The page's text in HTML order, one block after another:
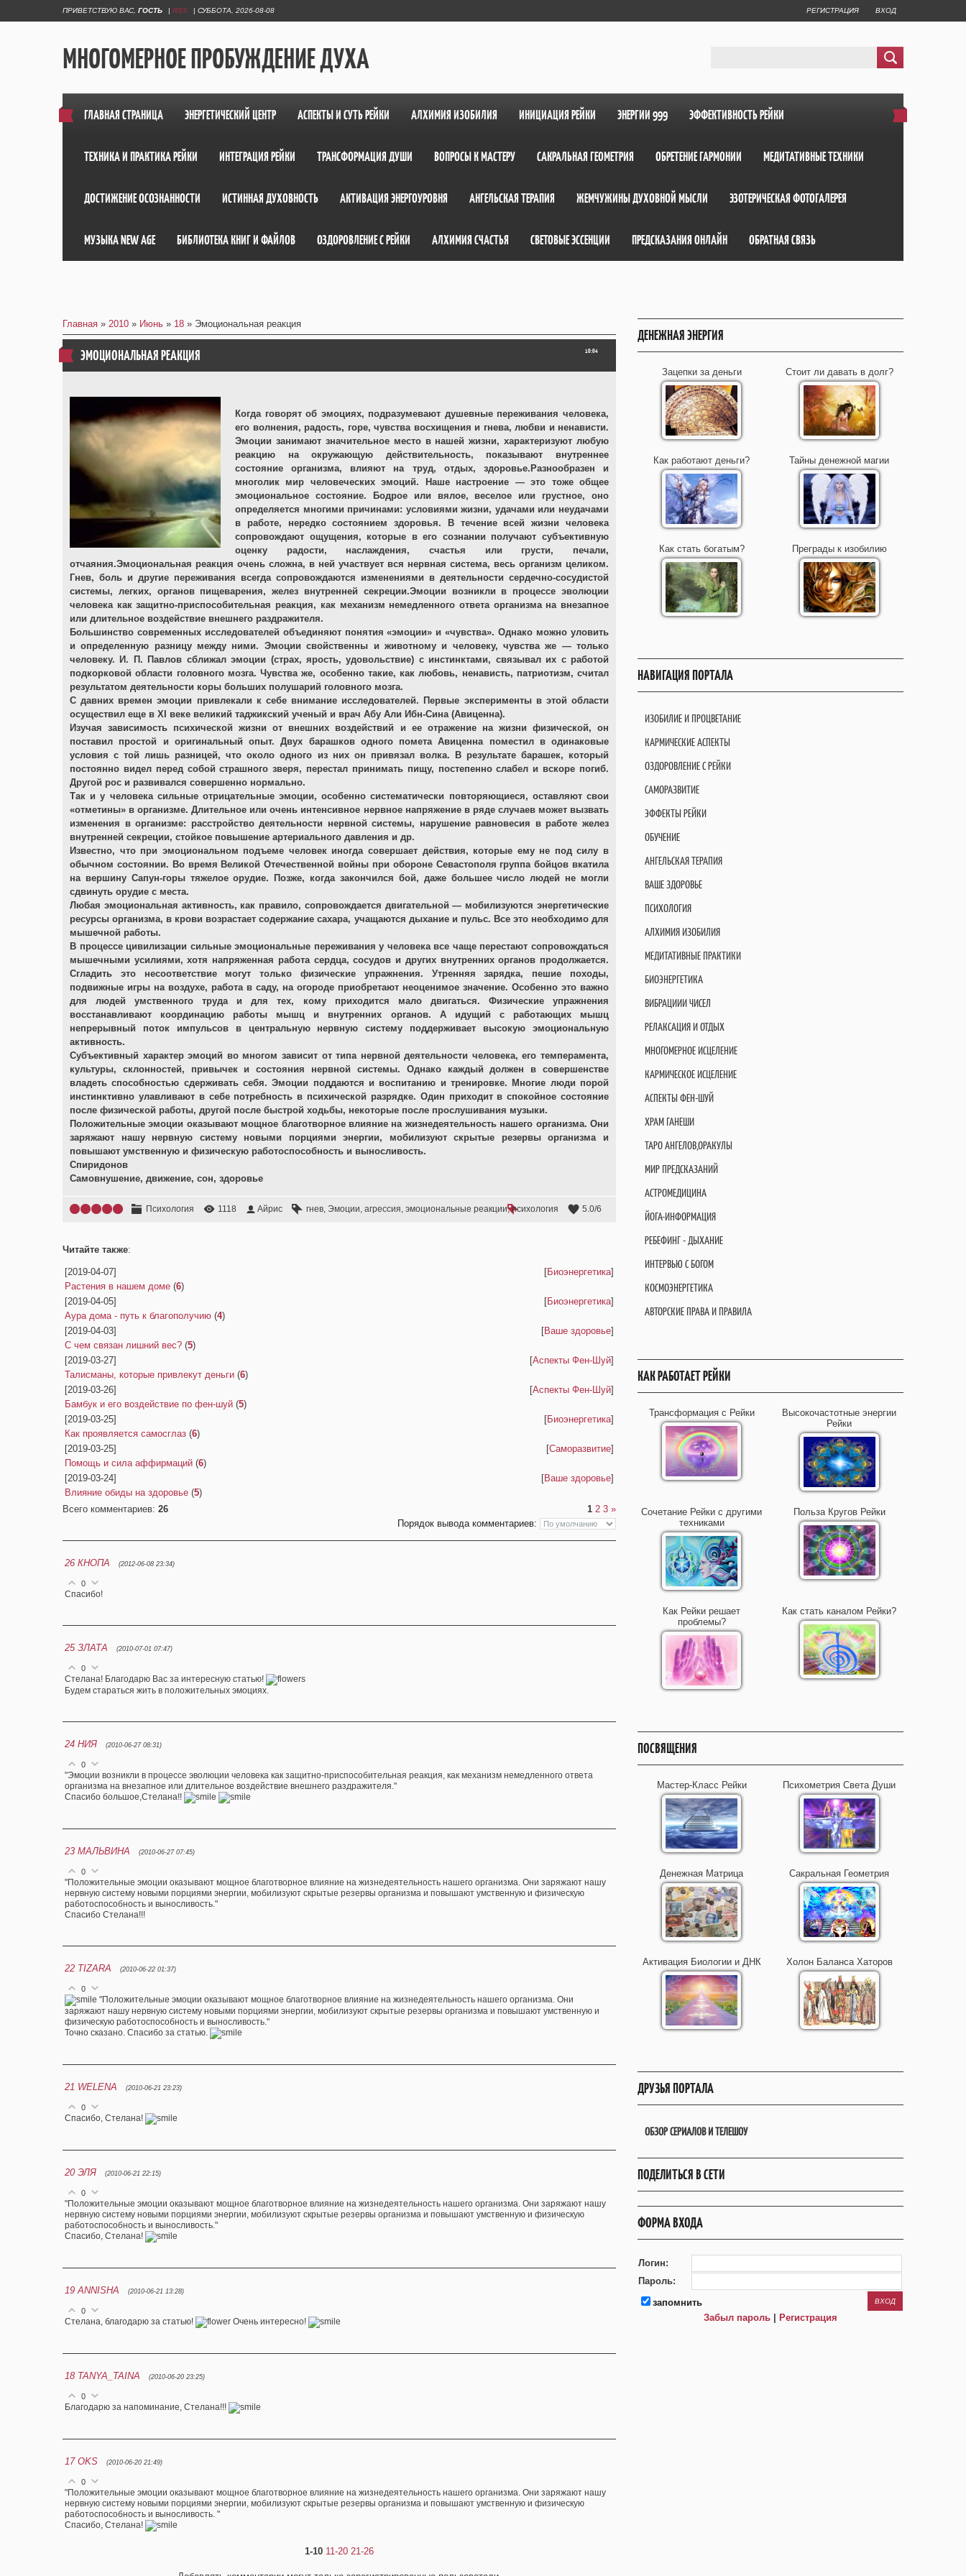
ПРИВЕТСТВУЮ ВАС ГОСТЬ | RSS | СУББОТА, 2026-08-08 РЕГИСТРАЦИЯ ВХОД
МНОГОМЕРНОЕ ПРОБУЖДЕНИЕ ДУХА
ГЛАВНАЯ СТРАНИЦА ЭНЕРГЕТИЧЕСКИЙ ЦЕНТР АСПЕКТЫ И СУТЬ РЕЙКИ АЛХИМИЯ ИЗОБИЛИЯ ИНИЦИАЦИЯ РЕЙКИ ЭНЕРГИИ 999 ЭФФЕКТИВНОСТЬ РЕЙКИ
ТЕХНИКА И ПРАКТИКА РЕЙКИ ИНТЕГРАЦИЯ РЕЙКИ ТРАНСФОРМАЦИЯ ДУШИ ВОПРОСЫ К МАСТЕРУ САКРАЛЬНАЯ ГЕОМЕТРИЯ ОБРЕТЕНИЕ ГАРМОНИИ МЕДИТАТИВНЫЕ ТЕХНИКИ
ДОСТИЖЕНИЕ ОСОЗНАННОСТИ ИСТИННАЯ ДУХОВНОСТЬ АКТИВАЦИЯ ЭНЕРГОУРОВНЯ АНГЕЛЬСКАЯ ТЕРАПИЯ ЖЕМЧУЖИНЫ ДУХОВНОЙ МЫСЛИ ЭЗОТЕРИЧЕСКАЯ ФОТОГАЛЕРЕЯ
МУЗЫКА NEW AGE БИБЛИОТЕКА КНИГ И ФАЙЛОВ ОЗДОРОВЛЕНИЕ С РЕЙКИ АЛХИМИЯ СЧАСТЬЯ СВЕТОВЫЕ ЭССЕНЦИИ ПРЕДСКАЗАНИЯ ОНЛАЙН ОБРАТНАЯ СВЯЗЬ
Главная » 2010 » Июнь » 18 » Эмоциональная реакция
10:04
ЭМОЦИОНАЛЬНАЯ РЕАКЦИЯ
Когда говорят об эмоциях, подразумевают душевные переживания человека,
его волнения, радость, горе, чувства восхищения и гнева, любви и ненависти.
Эмоции занимают значительное место в нашей жизни, характеризуют любую
реакцию на окружающую действительность, показывают внутреннее
состояние организма, влияют на труд, отдых, здоровье.Разнообразен и
многолик мир человеческих эмоций. Наше настроение — это тоже общее
эмоциональное состояние. Бодрое или вялое, веселое или грустное, оно
определяется многими причинами: условиями жизни, удачами или неудачами
в работе, нередко состоянием здоровья. В течение всей жизни человека
сопровождают ощущения, которые в его сознании получают субъективную
оценку радости, наслаждения, счастья или грусти, печали,
отчаяния.Эмоциональная реакция очень сложна, в ней участвует вся нервная система, весь организм целиком.
Гнев, боль и другие переживания всегда сопровождаются изменениями в деятельности сердечно-сосудистой
системы, легких, органов пищеварения, желез внутренней секреции.Эмоции возникли в процессе эволюции
человека как защитно-приспособительная реакция, как механизм немедленного ответа организма на внезапное
или длительное воздействие внешнего раздражителя.
Большинство современных исследователей объединяют понятия «эмоции» и «чувства». Однако можно уловить
и определенную разницу между ними. Эмоции свойственны и животному и человеку, чувства же — только
человеку. И. П. Павлов сближал эмоции (страх, ярость, удовольствие) с инстинктами, связывал их с работой
подкорковой области головного мозга. Чувства же, особенно такие, как любовь, ненависть, патриотизм, считал
результатом деятельности коры больших полушарий головного мозга.
С давних времен эмоции привлекали к себе внимание исследователей. Первые эксперименты в этой области
осуществил еще в XI веке великий таджикский ученый и врач Абу Али Ибн-Сина (Авиценна).
Изучая зависимость психической жизни от внешних воздействий и ее отражение на жизни физической, он
поставил простой и оригинальный опыт. Двух барашков одного помета Авиценна поместил в одинаковые
условия с той лишь разницей, что около одного из них он привязал волка. В результате барашек, который
постоянно видел перед собой страшного зверя, перестал принимать пищу, постепенно слабел и вскоре погиб.
Другой рос и развивался совершенно нормально.
Так и у человека сильные отрицательные эмоции, особенно систематически повторяющиеся, оставляют свои
«отметины» в организме. Длительное или очень интенсивное нервное напряжение в ряде случаев может вызвать
изменения в организме: расстройство деятельности нервной системы, нарушение равновесия в работе желез
внутренней секреции, стойкое повышение артериального давления и др.
Известно, что при эмоциональном подъеме человек иногда совершает действия, которые ему не под силу в
обычном состоянии. Во время Великой Отечественной войны при обороне Севастополя группа бойцов вкатила
на вершину Сапун-горы тяжелое орудие. Позже, когда закончился бой, даже большее число людей не могли
сдвинуть орудие с места.
Любая эмоциональная активность, как правило, сопровождается двигательной — мобилизуются энергетические
ресурсы организма, в крови возрастает содержание сахара, учащаются дыхание и пульс. Все это необходимо для
мышечной работы.
В процессе цивилизации сильные эмоциональные переживания у человека все чаще перестают сопровождаться
мышечными усилиями, хотя напряженная работа сердца, сосудов и других внутренних органов продолжается.
Сгладить это несоответствие могут только физические упражнения. Утренняя зарядка, пешие походы,
подвижные игры на воздухе, работа в саду, на огороде приобретают неоценимое значение. Особенно это важно
для людей умственного труда и для тех, кому приходится мало двигаться. Физические упражнения
восстанавливают координацию работы мышц и внутренних органов. А идущий с работающих мышц
непрерывный поток импульсов в центральную нервную систему поддерживает высокую эмоциональную
активность.
Субъективный характер эмоций во многом зависит от типа нервной деятельности человека, его темперамента,
культуры, склонностей, привычек и состояния нервной системы. Однако каждый должен в совершенстве
владеть способностью сдерживать себя. Эмоции поддаются и воспитанию и тренировке. Многие люди порой
инстинктивно улавливают в себе потребность в психической разрядке. Один приходит в спокойное состояние
после физической работы, другой после быстрой ходьбы, некоторые после прослушивания музыки.
Положительные эмоции оказывают мощное благотворное влияние на жизнедеятельность нашего организма. Они
заряжают нашу нервную систему новыми порциями энергии, мобилизуют скрытые резервы организма и
повышают умственную и физическую работоспособность и выносливость.
Спиридонов
Самовнушение, движение, сон, здоровье
Психология 1118 Айрис гнев, Эмоции, агрессия, эмоциональные реакции,психология 5.0/6
Читайте также:
[2019-04-07] [Биоэнергетика]
Растения в нашем доме (6)
[2019-04-05]
[Биоэнергетика]
Аура дома - путь к благополучию (4)
[2019-04-03]
[Ваше здоровье]
С чем связан лишний вес? (5)
[2019-03-27]
[Аспекты Фен-Шуй]
Талисманы, которые привлекут деньги (6)
[2019-03-26]
[Аспекты Фен-Шуй]
Бамбук и его воздействие по фен-шуй (5)
[2019-03-25]
[Биоэнергетика]
Как проявляется самосглаз (6)
[2019-03-25]
[Саморазвитие]
Помощь и сила аффирмаций (6)
[2019-03-24]
[Ваше здоровье]
Влияние обиды на здоровье (5)
Всего комментариев: 26 1 2 3 »
Порядок вывода комментариев:
26 КНОПА (2012-06-08 23:34)
0
Спасибо!
25 ЗЛАТА (2010-07-01 07:47)
0
Стелана! Благодарю Вас за интересную статью!
Будем стараться жить в положительных эмоциях.
24 НИЯ (2010-06-27 08:31)
0
"Эмоции возникли в процессе эволюции человека как защитно-приспособительная реакция, как механизм немедленного ответа
организма на внезапное или длительное воздействие внешнего раздражителя."
Спасибо большое,Стелана!!
23 МАЛЬВИНА (2010-06-27 07:45)
0
"Положительные эмоции оказывают мощное благотворное влияние на жизнедеятельность нашего организма. Они заряжают нашу
нервную систему новыми порциями энергии, мобилизуют скрытые резервы организма и повышают умственную и физическую
работоспособность и выносливость."
Cпасибо Стелана!!!
22 TIZARA (2010-06-22 01:37)
0
"Положительные эмоции оказывают мощное благотворное влияние на жизнедеятельность нашего организма. Они
заряжают нашу нервную систему новыми порциями энергии, мобилизуют скрытые резервы организма и повышают умственную и
физическую работоспособность и выносливость."
Точно сказано. Спасибо за статью.
21 WELENA (2010-06-21 23:23)
0
Спасибо, Стелана!
20 ЭЛЯ (2010-06-21 22:15)
0
"Положительные эмоции оказывают мощное благотворное влияние на жизнедеятельность нашего организма. Они заряжают нашу
нервную систему новыми порциями энергии, мобилизуют скрытые резервы организма и повышают умственную и физическую
работоспособность и выносливость."
Спасибо, Стелана!
19 ANNISHA (2010-06-21 13:28)
0
Стелана, благодарю за статью! Очень интересно!
18 TANYA_TAINA (2010-06-20 23:25)
0
Благодарю за напоминание, Стелана!!!
17 OKS (2010-06-20 21:49)
0
"Положительные эмоции оказывают мощное благотворное влияние на жизнедеятельность нашего организма. Они заряжают нашу
нервную систему новыми порциями энергии, мобилизуют скрытые резервы организма и повышают умственную и физическую
работоспособность и выносливость. "
Спасибо, Стелана!
1-10 11-20 21-26
ДЕНЕЖНАЯ ЭНЕРГИЯ
Зацепки за деньги Стоит ли давать в долг?
Как работают деньги? Тайны денежной магии
Как стать богатым? Преграды к изобилию
НАВИГАЦИЯ ПОРТАЛА
ИЗОБИЛИЕ И ПРОЦВЕТАНИЕ
КАРМИЧЕСКИЕ АСПЕКТЫ
ОЗДОРОВЛЕНИЕ С РЕЙКИ
САМОРАЗВИТИЕ
ЭФФЕКТЫ РЕЙКИ
ОБУЧЕНИЕ
АНГЕЛЬСКАЯ ТЕРАПИЯ
ВАШЕ ЗДОРОВЬЕ
ПСИХОЛОГИЯ
АЛХИМИЯ ИЗОБИЛИЯ
МЕДИТАТИВНЫЕ ПРАКТИКИ
БИОЭНЕРГЕТИКА
ВИБРАЦИИИ ЧИСЕЛ
РЕЛАКСАЦИЯ И ОТДЫХ
МНОГОМЕРНОЕ ИСЦЕЛЕНИЕ
КАРМИЧЕСКОЕ ИСЦЕЛЕНИЕ
АСПЕКТЫ ФЕН-ШУЙ
ХРАМ ГАНЕШИ
ТАРО АНГЕЛОВ,ОРАКУЛЫ
МИР ПРЕДСКАЗАНИЙ
АСТРОМЕДИЦИНА
ЙОГА-ИНФОРМАЦИЯ
РЕБЕФИНГ - ДЫХАНИЕ
ИНТЕРВЬЮ С БОГОМ
КОСМОЭНЕРГЕТИКА
АВТОРСКИЕ ПРАВА И ПРАВИЛА
КАК РАБОТАЕТ РЕЙКИ
Трансформация с Рейки
Высокочастотные энергии
Рейки
Сочетание Рейки с другими
техниками
Польза Кругов Рейки
Как Рейки решает
проблемы?
Как стать каналом Рейки?
ПОСВЯЩЕНИЯ
Мастер-Класс Рейки Психометрия Света Души
Денежная Матрица Сакральная Геометрия
Активация Биологии и ДНК Холон Баланса Хаторов
ДРУЗЬЯ ПОРТАЛА
ОБЗОР СЕРИАЛОВ И ТЕЛЕШОУ
ПОДЕЛИТЬСЯ В СЕТИ
ФОРМА ВХОДА
Логин:
Пароль:
запомнить
Забыл пароль
Регистрация